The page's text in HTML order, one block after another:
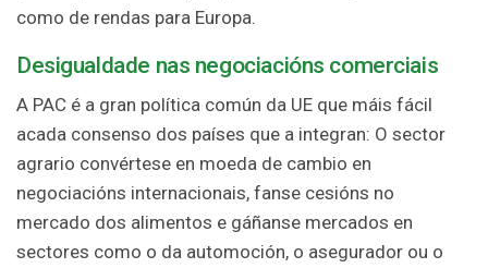
como de rendas para Europa.
Desigualdade nas negociacións comerciais
A PAC é a gran política común da UE que máis fácil
acada consenso dos países que a integran: O sector
agrario convértese en moeda de cambio en
negociacións internacionais, fanse cesións no
mercado dos alimentos e gáñanse mercados en
sectores como o da automoción, o asegurador ou o